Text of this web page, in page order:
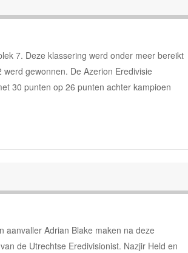
7. Deze klassering werd onder meer bereikt
gewonnen. De Azerion Eredivisie
30 punten op 26 punten achter kampioen
aanvaller Adrian Blake maken na deze
de Utrechtse Eredivisionist. Nazjir Held en